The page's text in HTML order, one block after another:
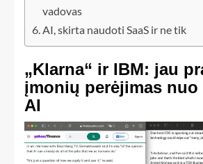
vadovas
AI, skirta naudoti SaaS ir ne tik
„Klarna“ ir IBM: jau
įmonių perėjimas
AI